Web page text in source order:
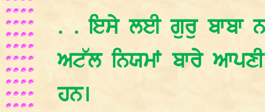
. . ਇਸੇ ਲਈ ਗੁਰੁ ਬਾਬਾ
ਅਟੱਲ ਨਿਯਮਾਂ ਬਾਰੇ
ਹਨ।